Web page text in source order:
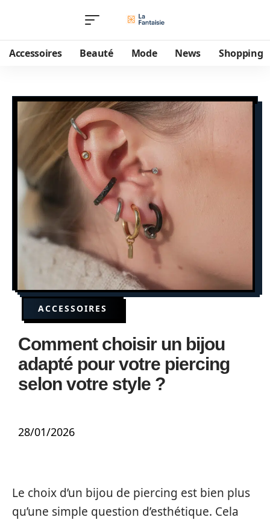
Accessoires Beauté Mode News Shopping
ACCESSOIRES
Comment choisir un bijou
adapté pour votre piercing
selon votre style ?
28/01/2026
Le choix d’un bijou de piercing est bien plus
qu’une simple question d’esthétique. Cela